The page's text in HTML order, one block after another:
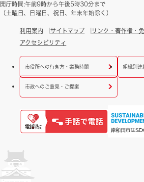
開庁時間:午前9時から午後5時30分まで
（土曜日、日曜日、祝日、年末年始除く）
利用案内 サイトマップ リンク・著作権・
アクセシビリティ
市役所への行き方・業務時間 組織別連
市政へのご意見・ご提案